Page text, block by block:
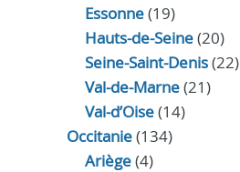
Essonne(19)
Hauts-de-Seine(20)
Seine-Saint-Denis(22)
Val-de-Marne(21)
Val-d’Oise(14)
Occitanie(134)
Ariège(4)